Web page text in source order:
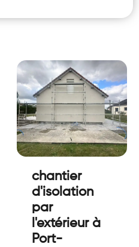
chantier
d'isolation
par
l'extérieur à
Port-